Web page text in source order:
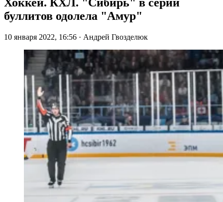
буллитов одолела "Амур"
10 января 2022, 16:56 · Андрей Гвозделюк